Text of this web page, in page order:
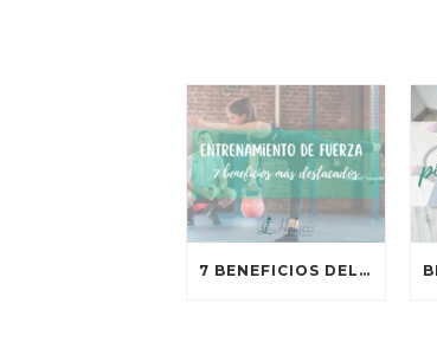
7 BENEFICIOS DEL ENTRENAMIENTO DE FUERZA